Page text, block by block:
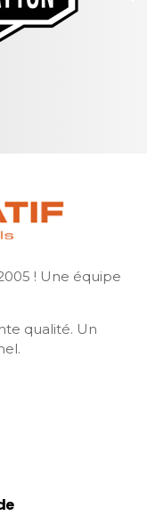
! Une équipe
qualité. Un